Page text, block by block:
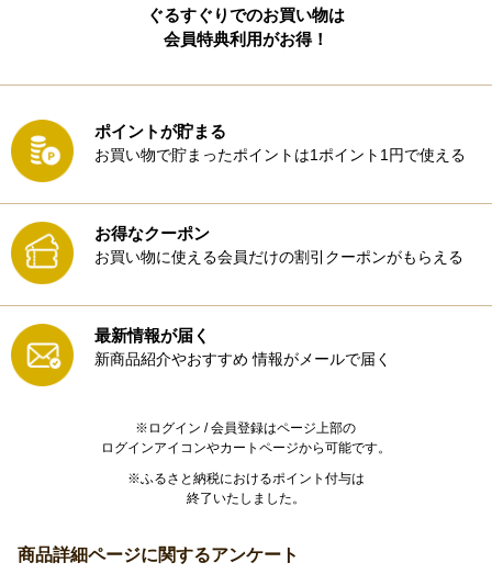
ぐるすぐりでのお買い物は
会員特典利用がお得！
ポイントが貯まる
お買い物で貯まったポイントは1ポイント1円で使える
お得なクーポン
お買い物に使える会員だけの割引クーポンがもらえる
最新情報が届く
新商品紹介やおすすめ 情報がメールで届く
※ログイン / 会員登録はページ上部の
ログインアイコンやカートページから可能です。
※ふるさと納税におけるポイント付与は
終了いたしました。
商品詳細ページに関するアンケート